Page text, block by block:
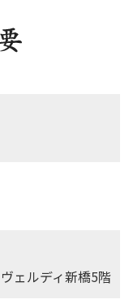
ェルディ新橋5階